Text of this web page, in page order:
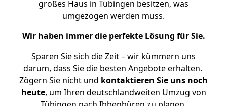
großes Haus in Tübingen besitzen, was
umgezogen werden muss.
Wir haben immer die perfekte Lösung für Sie.
Sparen Sie sich die Zeit – wir kümmern uns
darum, dass Sie die besten Angebote erhalten.
Zögern Sie nicht und kontaktieren Sie uns noch
heute, um Ihren deutschlandweiten Umzug von